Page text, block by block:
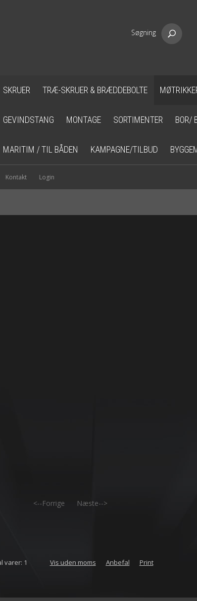
Søgning
SKRUER TRÆ-SKRUER & BRÆDDEBOLTE
GEVINDSTANG MONTAGE SORTIMENTER BOR/
MARITIM / TIL BÅDEN KAMPAGNE/TILBUD
Kontakt Login
<--Forrige Næste-->
varer: 1 Vis uden moms Anbefal Print